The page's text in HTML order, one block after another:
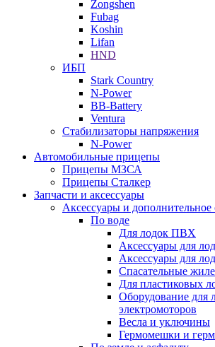
Zongshen
Fubag
Koshin
Lifan
HND
ИБП
Stark Country
N-Power
BB-Battery
Ventura
Стабилизаторы напряжения
N-Power
Автомобильные прицепы
Прицепы МЗСА
Прицепы Сталкер
Запчасти и аксессуары
Аксессуары и дополнительное
По воде
Для лодок ПВХ
Аксессуары для
Аксессуары для
Спасательные
Для пластиковых
Оборудование для
электромоторов
Весла и уключины
Гермомешки и